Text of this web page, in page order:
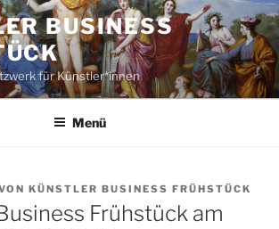
BUSINESS
für Künstler*innen
Menü
KÜNSTLER BUSINESS FRÜHSTÜCK
Frühstück am